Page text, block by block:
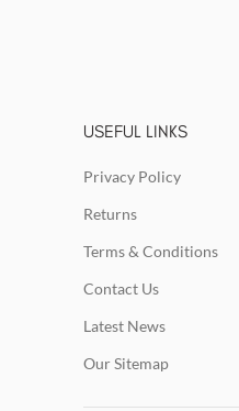
USEFUL LINKS
Privacy Policy
Returns
Terms & Conditions
Contact Us
Latest News
Our Sitemap